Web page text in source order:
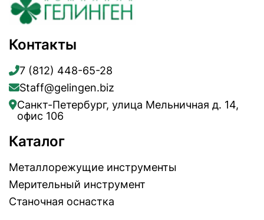
Контакты
7 (812) 448-65-28
Staff@gelingen.biz
Санкт-Петербург, улица Мельничная д. 14,
офис 106
Каталог
Металлорежущие инструменты
Мерительный инструмент
Станочная оснастка